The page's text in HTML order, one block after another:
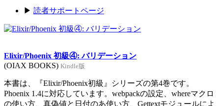
▶ 読者サポートページ
Elixir/Phoenix 初級④: バリデーション
(OIAX BOOKS) Kindle版
本書は、『Elixir/Phoenix初級』シリーズの第4巻です。
Phoenix 1.4に対応しています。webpackの設定、whereマクロ
の使い方、真偽値と日付のあ使い方、Gettextモジュールによ